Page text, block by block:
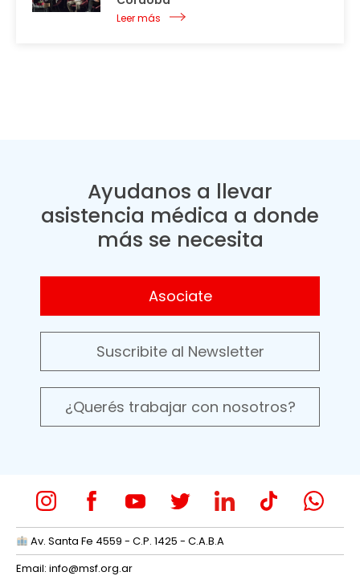
Leer más
Ayudanos a llevar
asistencia médica a donde
más se necesita
Asociate
Suscribite al Newsletter
¿Querés trabajar con nosotros?
Av. Santa Fe 4559 - C.P. 1425 - C.A.B.A
Email: info@msf.org.ar